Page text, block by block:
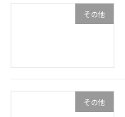
その他
その他